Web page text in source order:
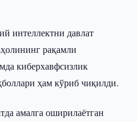
интеллектни давлат
рақамли
киберхавфсизлик
ҳам кўриб чиқилди.
амалга оширилаётган